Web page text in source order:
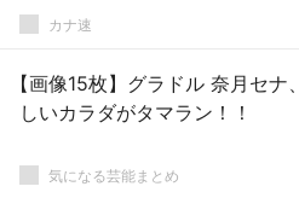
カナ速
【画像15枚】グラドル 奈月セナ
しいカラダがタマラン！！
気になる芸能まとめ